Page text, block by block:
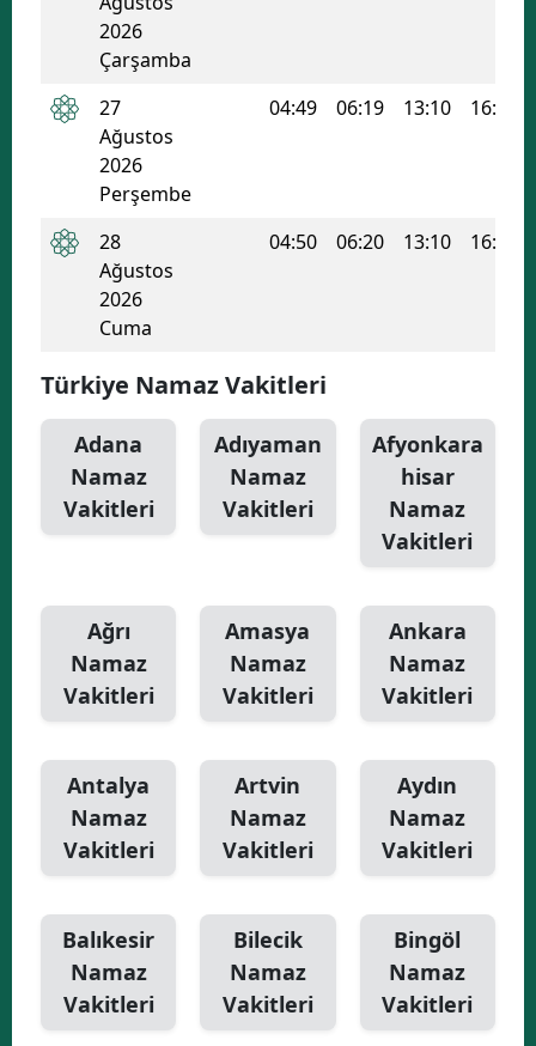
Karaman
Bartın
Ardahan
Iğdır
Karabük
Düzce
2026
Çarşamba
27
Ağustos
2026
Perşembe
04:49 06:19 13:10 16:53
28
Ağustos
2026
Cuma
04:50 06:20 13:10 16:52
Türkiye Namaz Vakitleri
Adana
Namaz
Vakitleri
Adıyaman
Namaz
Vakitleri
Afyonkara
hisar
Namaz
Vakitleri
Ağrı
Namaz
Vakitleri
Amasya
Namaz
Vakitleri
Ankara
Namaz
Vakitleri
Antalya
Namaz
Vakitleri
Artvin
Namaz
Vakitleri
Aydın
Namaz
Vakitleri
Balıkesir
Namaz
Vakitleri
Bilecik
Namaz
Vakitleri
Bingöl
Namaz
Vakitleri